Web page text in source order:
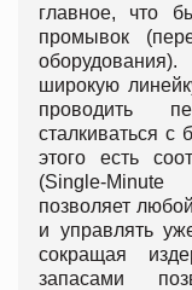
главное, что
промывок
широкую
проводить
сталкиваться
этого есть
(Single-
позволяет
и управлять
сокращая
запасами